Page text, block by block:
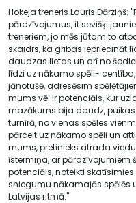
Hokeja treneris Lauris Dārziņš:
pārdzīvojumus, it sevišķi
treneriem, jo mēs jūtam to
skaidrs, ka gribas iepriecināt
daudzas lietas un arī no
līdzi uz nākamo spēli-
jānotušē, adresēsim
mums vēl ir potenciāls, kur
mazākums bija daudz,
turnīrā, no vienas spēles
pārcelt uz nākamo spēli un
mums, pretinieks atrada
īstermiņa, ar pārdzīvojumiem
potenciāls, noteikti
sniegumu nākamajās spēlēs
Latvijas ritmā."